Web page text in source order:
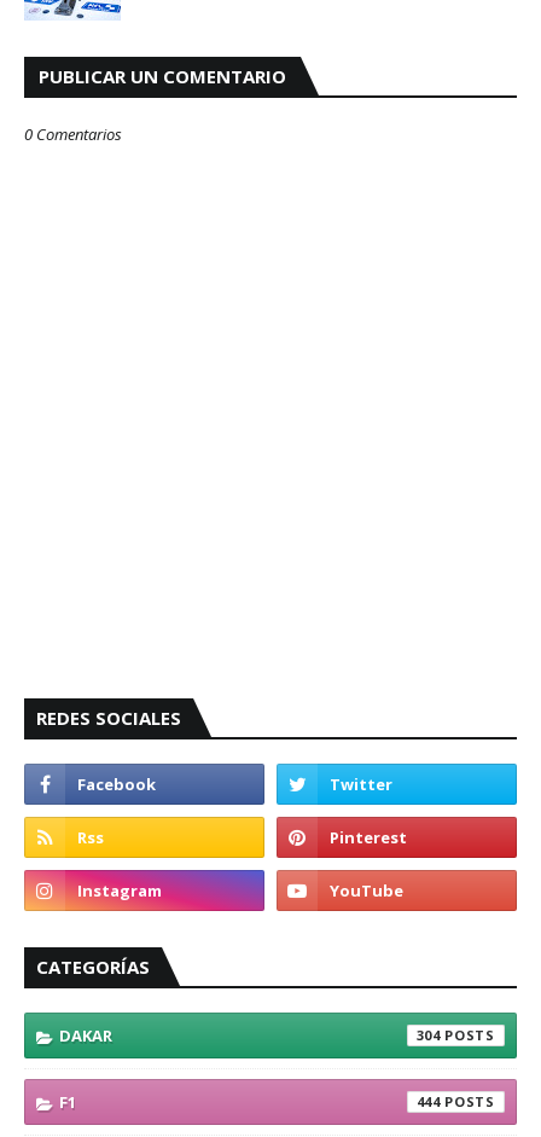
PUBLICAR UN COMENTARIO
0 Comentarios
REDES SOCIALES
CATEGORÍAS
DAKAR 304
F1 444